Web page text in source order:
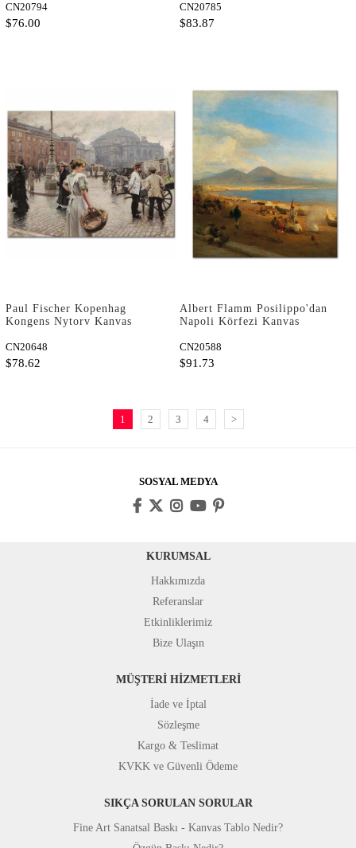
CN20794
$76.00
CN20785
$83.87
Paul Fischer Kopenhag
Kongens Nytorv Kanvas
CN20648
$78.62
Albert Flamm Posilippo'dan
Napoli Körfezi Kanvas
CN20588
$91.73
1 2 3 4 >
SOSYAL MEDYA
KURUMSAL
Hakkımızda
Referanslar
Etkinliklerimiz
Bize Ulaşın
MÜŞTERİ HİZMETLERİ
İade ve İptal
Sözleşme
Kargo & Teslimat
KVKK ve Güvenli Ödeme
SIKÇA SORULAN SORULAR
Fine Art Sanatsal Baskı - Kanvas Tablo Nedir?